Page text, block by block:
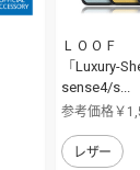
ＬＯＯＦ
「Luxury-
sense4/s...
参考価格￥
レザー